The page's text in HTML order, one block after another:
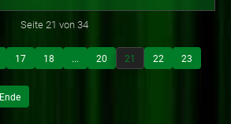
Seite 21 von 34
17 18 ... 20 21 22 23
Ende